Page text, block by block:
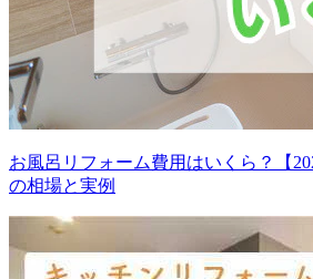
お風呂リフォーム費用はいくら？【
の相場と実例